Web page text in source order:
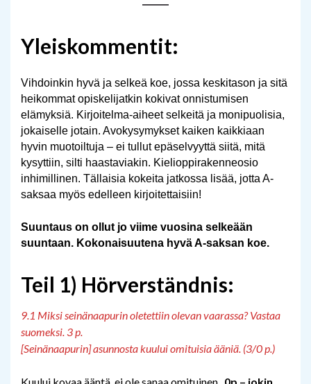
Yleiskommentit:
Vihdoinkin hyvä ja selkeä koe, jossa keskitason ja sitä
heikommat opiskelijatkin kokivat onnistumisen
elämyksiä. Kirjoitelma-aiheet selkeitä ja monipuolisia,
jokaiselle jotain. Avokysymykset kaiken kaikkiaan
hyvin muotoiltuja – ei tullut epäselvyyttä siitä, mitä
kysyttiin, silti haastaviakin. Kielioppirakenneosio
inhimillinen. Tällaisia kokeita jatkossa lisää, jotta A-
saksaa myös edelleen kirjoitettaisiin!
Suuntaus on ollut jo viime vuosina selkeään
suuntaan. Kokonaisuutena hyvä A-saksan koe.
Teil 1) Hörverständnis:
9.1 Miksi seinänaapurin oletettiin olevan vaarassa? Vastaa
suomeksi. 3 p.
[Seinänaapurin] asunnosta kuului omituisia ääniä. (3/0 p.)